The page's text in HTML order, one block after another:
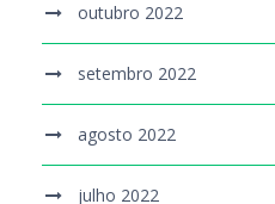
outubro 2022
setembro 2022
agosto 2022
julho 2022